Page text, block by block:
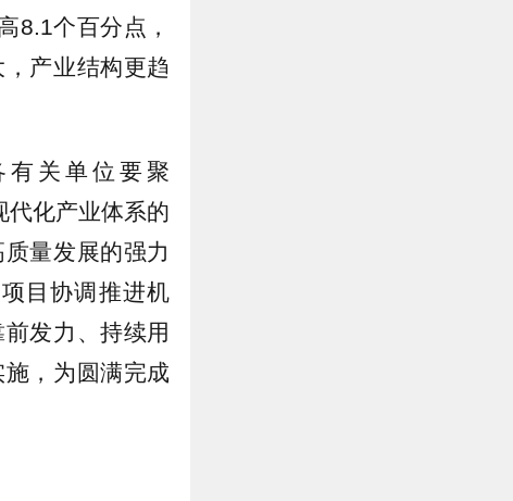
8.1个百分点，
产业结构更趋
关单位要聚
代化产业体系的
量发展的强力
目协调推进机
发力、持续用
，为圆满完成